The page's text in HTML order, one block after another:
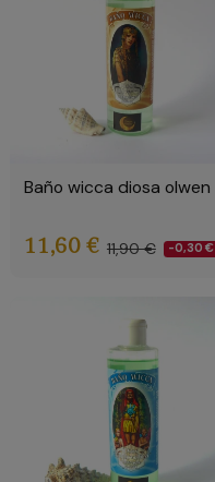
Baño wicca diosa olwen
11,60 € 11,90 € -0,30 €